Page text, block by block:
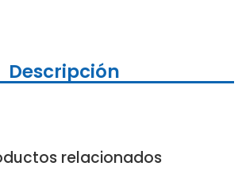
Descripción
relacionados